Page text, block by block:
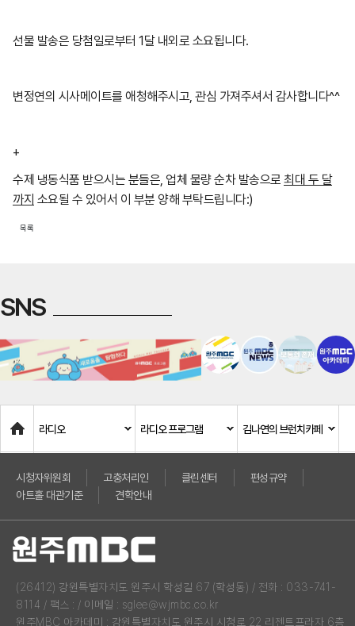
선물 발송은 당첨일로부터 1달 내외로 소요됩니다.
변정연의 시사메이트를 애청해주시고, 관심 가져주셔서 감사합니다^^
+
수제 냉동식품 받으시는 분들은, 업체 물량 순차 발송으로 최대 두 달
까지 소요될 수 있어서 이 부분 양해 부탁드립니다:)
목록
SNS
Home
라디오 라디오 프로그램 김나연의 브런치카페
시청자위원회 고충처리인 클린센터
편성규약
아트홀 대관기준
견학안내
(26412) 강원특별자치도 원주시 학성길 67 (학성동) / 전화 : 033-741-
8114 / 팩스 : / 이메일 : sglee@wjmbc.co.kr
원주MBC 아카데미 : 강원특별자치도 원주시 시청로 22 리젠트프라자 6층